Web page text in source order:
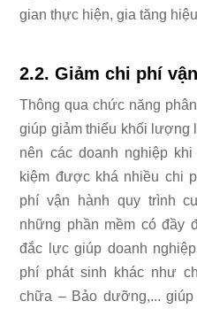
gian thực hiện, gia tăng
2.2. Giảm chi phí
Thông qua chức năng
giúp giảm thiểu khối lượng
nên các doanh nghiệp
kiệm được khá nhiều chi
phí vận hành quy trình
những phần mềm có đầy
đắc lực giúp doanh
phí phát sinh khác như
chữa – Bảo dưỡng,...